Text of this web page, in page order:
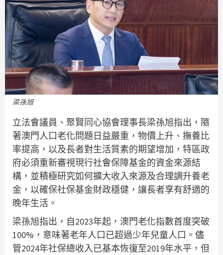
梁孫旭
立法會議員、聚賢同心協會理事長梁孫旭指出，隨
著澳門人口老化問題日益嚴重，物價上升、撫養比
率提高，以及長者對生活質素的期望增加，特區政
府必須重新審視現行社會保障基金的資金來源結
構，並積極研究如何擴大收入來源及合理調升養老
金，以確保社保基金財政穩健，讓長者享有舒適的
晚年生活。
梁孫旭指出，自2023年起，澳門老化指數首度突破
100%，意味著老年人口已超過少年兒童人口。儘
管2024年社保總收入已基本恢復至2019年水平，但